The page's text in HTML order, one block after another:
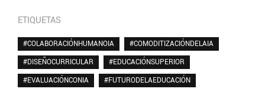
ETIQUETAS
#COLABORACIÓNHUMANOIA
#COMODITIZACIÓNDELAIA
#DISEÑOCURRICULAR
#EDUCACIÓNSUPERIOR
#EVALUACIÓNCONIA
#FUTURODELAEDUCACIÓN